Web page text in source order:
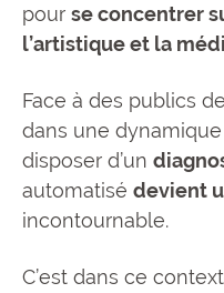
pour se concentrer
l’artistique et la
Face à des publics
dans une
disposer d’un
automatisé devient
incontournable.
C’est dans ce